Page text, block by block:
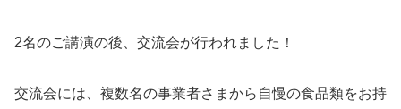
2名のご講演の後、交流会が行われました！
交流会には、複数名の事業者さまから自慢の食品類をお持